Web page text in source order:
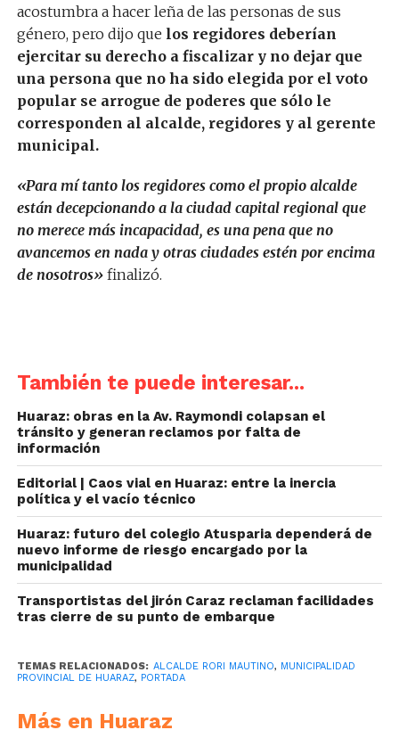
acostumbra a hacer leña de las personas de sus
género, pero dijo que los regidores deberían
ejercitar su derecho a fiscalizar y no dejar que
una persona que no ha sido elegida por el voto
popular se arrogue de poderes que sólo le
corresponden al alcalde, regidores y al gerente
municipal.
«Para mí tanto los regidores como el propio alcalde
están decepcionando a la ciudad capital regional que
no merece más incapacidad, es una pena que no
avancemos en nada y otras ciudades estén por encima
de nosotros» finalizó.
También te puede interesar...
Huaraz: obras en la Av. Raymondi colapsan el
tránsito y generan reclamos por falta de
información
Editorial | Caos vial en Huaraz: entre la inercia
política y el vacío técnico
Huaraz: futuro del colegio Atusparia dependerá de
nuevo informe de riesgo encargado por la
municipalidad
Transportistas del jirón Caraz reclaman facilidades
tras cierre de su punto de embarque
TEMAS RELACIONADOS: ALCALDE RORI MAUTINO, MUNICIPALIDAD
PROVINCIAL DE HUARAZ, PORTADA
Más en Huaraz